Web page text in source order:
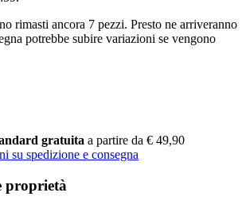
rimasti ancora 7 pezzi. Presto ne arriveranno
potrebbe subire variazioni se vengono
gratuita a partire da € 49,90
su spedizione e consegna
proprietà